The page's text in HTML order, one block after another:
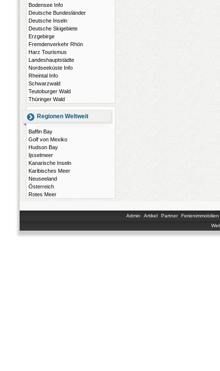
Bodensee Info
Deutsche Bundesländer
Deutsche Inseln
Deutsche Skigebiete
Erzgebirge
Fremdenverkehr Rhön
Harz Tourismus
Landeshauptstädte
Nordseeküste Info
Rheintal Info
Schwarzwald
Teutoburger Wald
Thüringer Wald
Regionen Weltweit
Baffin Bay
Golf von Mexiko
Hudson Bay
Ijsselmeer
Kanarische Inseln
Karibisches Meer
Neuseeland
Österreich
Rotes Meer
Admin Artikel Partner
Ferienimmobilien